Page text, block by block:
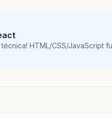
HTML/CSS/JavaScript